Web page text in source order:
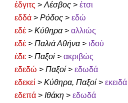
έδγιτς >Λέσβος > έτσι
εδδά > Ρόδος > εδώ
εδέ > Κύθηρα> αλλιώς
εδέ > Παλιά Αθήνα> ιδού
έδε > Παξοί > ακριβώς
εδεδώ > Παξοί > εδωδά
εδεκεί > Κύθηρα, Παξοί > εκειδά
εδεπά > Ιθάκη > εδωδά